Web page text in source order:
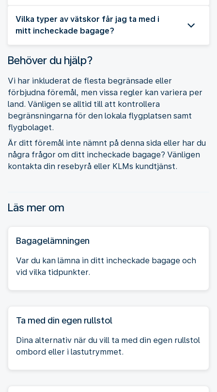
Vilka typer av vätskor får jag ta med i
mitt incheckade bagage?
Behöver du hjälp?
Vi har inkluderat de flesta begränsade eller
förbjudna föremål, men vissa regler kan variera per
land. Vänligen se alltid till att kontrollera
begränsningarna för den lokala flygplatsen samt
flygbolaget.
Är ditt föremål inte nämnt på denna sida eller har du
några frågor om ditt incheckade bagage? Vänligen
kontakta din resebyrå eller KLMs kundtjänst.
Läs mer om
Bagagelämningen
Var du kan lämna in ditt incheckade bagage och
vid vilka tidpunkter.
Ta med din egen rullstol
Dina alternativ när du vill ta med din egen rullstol
ombord eller i lastutrymmet.